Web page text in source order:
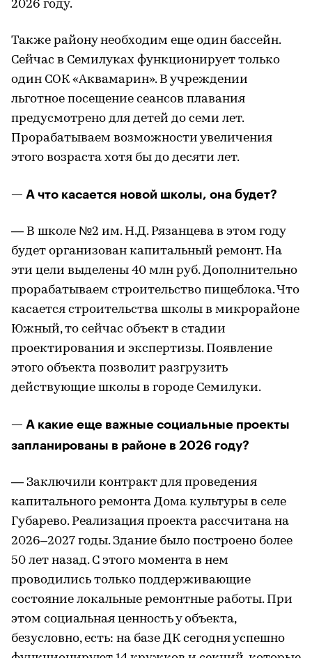
2026 году.
Также району необходим еще один бассейн.
Сейчас в Семилуках функционирует только
один СОК «Аквамарин». В учреждении
льготное посещение сеансов плавания
предусмотрено для детей до семи лет.
Прорабатываем возможности увеличения
этого возраста хотя бы до десяти лет.
— А что касается новой школы, она будет?
— В школе №2 им. Н.Д. Рязанцева в этом году
будет организован капитальный ремонт. На
эти цели выделены 40 млн руб. Дополнительно
прорабатываем строительство пищеблока. Что
касается строительства школы в микрорайоне
Южный, то сейчас объект в стадии
проектирования и экспертизы. Появление
этого объекта позволит разгрузить
действующие школы в городе Семилуки.
— А какие еще важные социальные проекты
запланированы в районе в 2026 году?
— Заключили контракт для проведения
капитального ремонта Дома культуры в селе
Губарево. Реализация проекта рассчитана на
2026–2027 годы. Здание было построено более
50 лет назад. С этого момента в нем
проводились только поддерживающие
состояние локальные ремонтные работы. При
этом социальная ценность у объекта,
безусловно, есть: на базе ДК сегодня успешно